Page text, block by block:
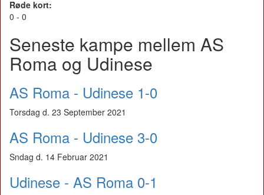
Røde kort:
0 - 0
Seneste kampe mellem AS
Roma og Udinese
AS Roma - Udinese 1-0
Torsdag d. 23 September 2021
AS Roma - Udinese 3-0
Sndag d. 14 Februar 2021
Udinese - AS Roma 0-1